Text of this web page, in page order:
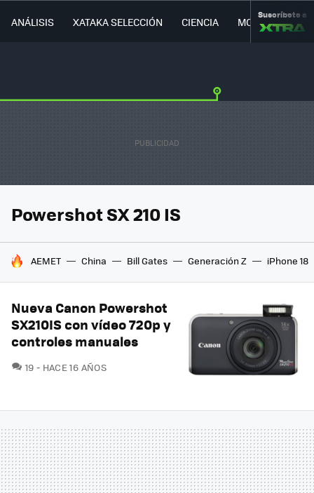
ANÁLISIS XATAKA SELECCIÓN CIENCIA MOVILIDAD
Suscríbete a
Powershot SX 210 IS
HOY SE HABLA DE
AEMET China Bill Gates Generación Z iPhone 18
Nueva Canon Powershot
SX210IS con vídeo 720p y
controles manuales
19 COMENTARIOS
HACE 16 AÑOS